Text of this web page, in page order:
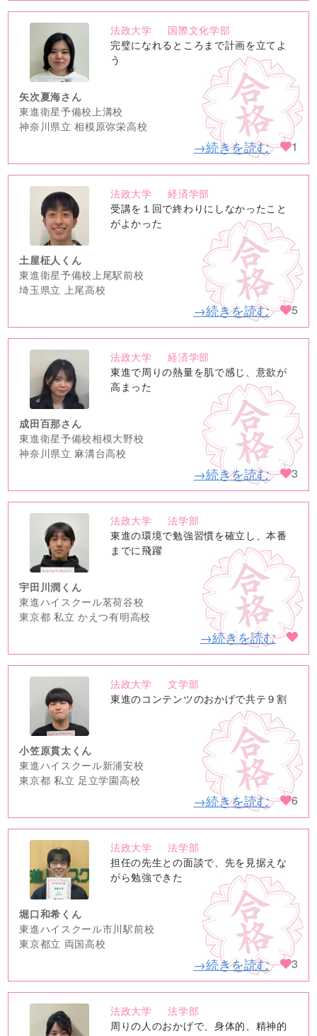
no
image
法政大学
国際文化学部
完璧になれるところまで計画を立てよ
う
矢次夏海さん
東進衛星予備校上溝校
神奈川県立 相模原弥栄高校
→続きを読む 1
no
image
法政大学
経済学部
受講を１回で終わりにしなかったこと
がよかった
土屋柾人くん
東進衛星予備校上尾駅前校
埼玉県立 上尾高校
→続きを読む 5
no
image
法政大学
経済学部
東進で周りの熱量を肌で感じ、意欲が
高まった
成田百那さん
東進衛星予備校相模大野校
神奈川県立 麻溝台高校
→続きを読む 3
no
image
法政大学
法学部
東進の環境で勉強習慣を確立し、本番
までに飛躍
宇田川潤くん
東進ハイスクール茗荷谷校
東京都 私立 かえつ有明高校
→続きを読む
no
image
法政大学
文学部
東進のコンテンツのおかげで共テ９割
小笠原貫太くん
東進ハイスクール新浦安校
東京都 私立 足立学園高校
→続きを読む 6
no
image
法政大学
法学部
担任の先生との面談で、先を見据えな
がら勉強できた
堀口和希くん
東進ハイスクール市川駅前校
東京都立 両国高校
→続きを読む 3
no
法政大学
法学部
周りの人のおかげで、身体的、精神的